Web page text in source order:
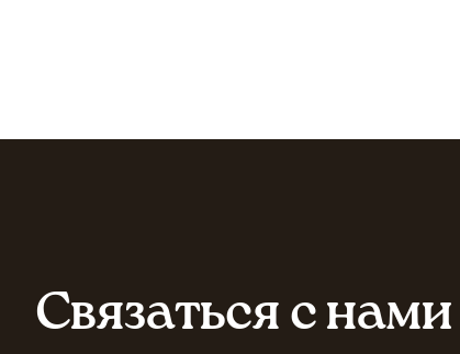
Связаться с нами